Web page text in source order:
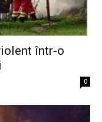
într-o
0